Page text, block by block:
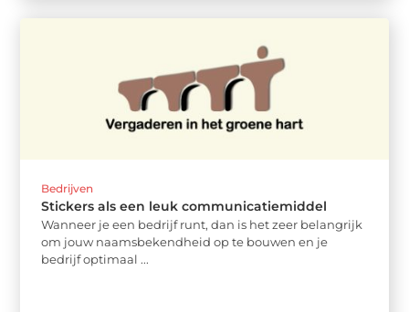
Bedrijven
Stickers als een leuk communicatiemiddel
Wanneer je een bedrijf runt, dan is het zeer belangrijk
om jouw naamsbekendheid op te bouwen en je
bedrijf optimaal ...